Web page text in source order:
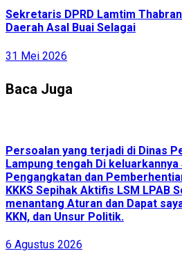
Sekretaris DPRD Lamtim
Daerah Asal Buai Selagai
31 Mei 2026
Baca Juga
Persoalan yang terjadi di Dinas
Lampung tengah Di
Pengangkatan dan
KKKS Sepihak Aktifis LSM LPAB
menantang Aturan dan Dapat
KKN, dan Unsur Politik.
6 Agustus 2026